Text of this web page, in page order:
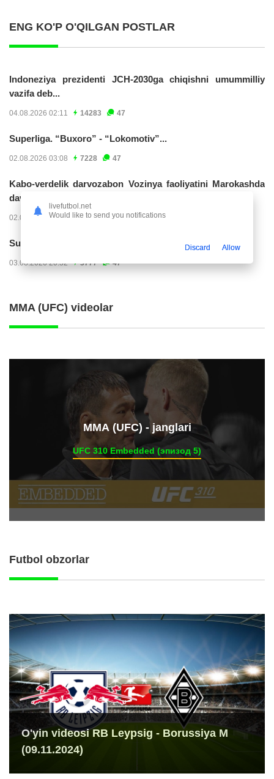
ENG KO'P O'QILGAN POSTLAR
Indoneziya prezidenti JCH-2030ga chiqishni umummilliy
vazifa deb...
04.08.2026 02:11 14283 47
Superliga. “Buxoro” - “Lokomotiv”...
02.08.2026 03:08 7228 47
Kabo-verdelik darvozabon Vozinya faoliyatini Marokashda
davom ettirishi...
02.08.2026 01:08 3978 47
Superliga. "Dinamo" – "Neftchi" (matnli...
03.08.2026 20:32 3777 47
MMA (UFC) videolar
ММА (UFC) - janglari
UFC 310 Embedded (эпизод 5)
Futbol obzorlar
O'yin videosi RB Leypsig - Borussiya M
(09.11.2024)
livefutbol.net
Would like to send you notifications
Discard Allow